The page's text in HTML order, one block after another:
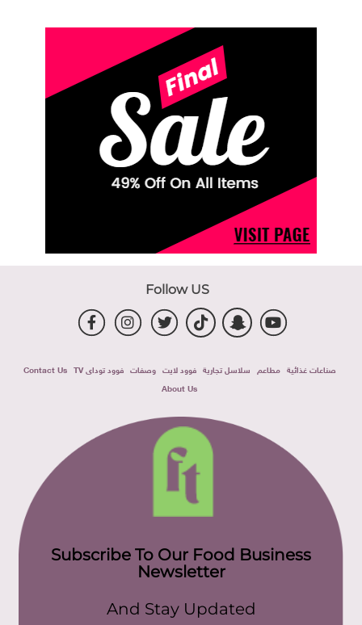
Follow US
صناعات غذائية مطاعم سلاسل تجارية فوود لايت وصفات فوود توداى TV
Contact Us
About Us
Subscribe To Our Food Business
Newsletter
And Stay Updated